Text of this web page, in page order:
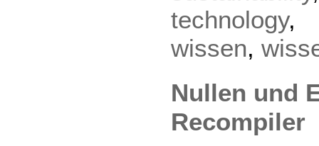
technology
wissen,
Nullen und
Recompiler